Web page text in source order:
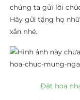
chúng ta gửi lời
Hãy gửi tặng họ
xắn nhé.
Đặt hoa